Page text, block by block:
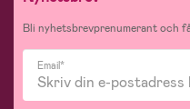
Bli nyhetsbrevprenumerant och
Email*